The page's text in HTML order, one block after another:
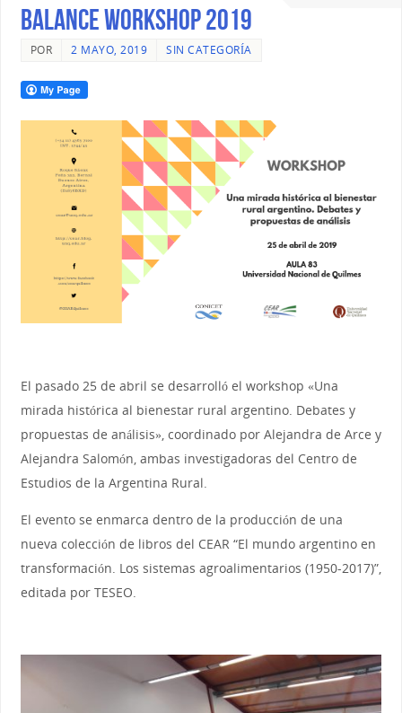
BALANCE WORKSHOP 2019
POR 2 MAYO, 2019 SIN CATEGORÍA
El pasado 25 de abril se desarrolló el workshop «Una
mirada histórica al bienestar rural argentino. Debates y
propuestas de análisis», coordinado por Alejandra de Arce y
Alejandra Salomón, ambas investigadoras del Centro de
Estudios de la Argentina Rural.
El evento se enmarca dentro de la producción de una
nueva colección de libros del CEAR “El mundo argentino en
transformación. Los sistemas agroalimentarios (1950-2017)”,
editada por TESEO.